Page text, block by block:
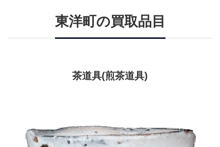
東洋町の買取品目
茶道具(煎茶道具)